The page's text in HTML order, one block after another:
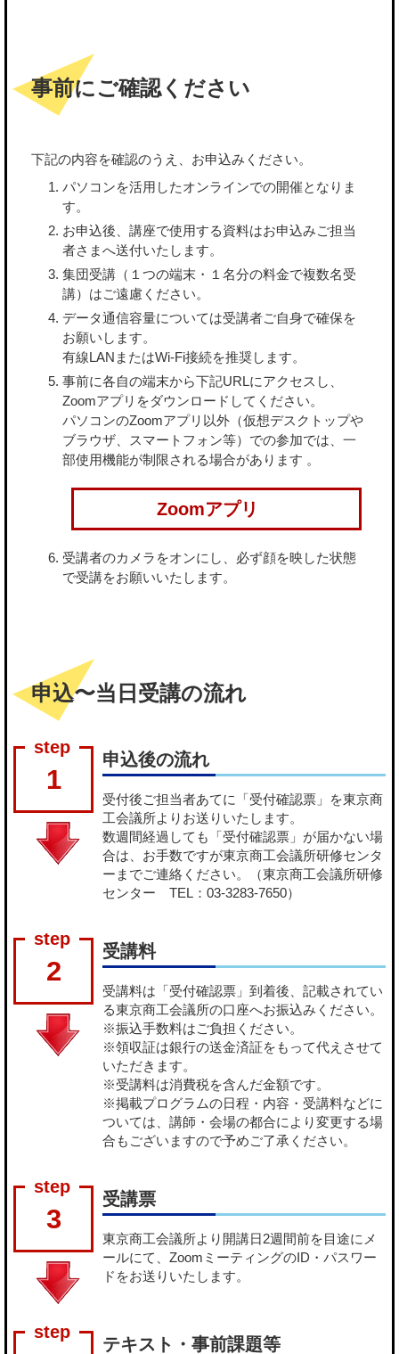
事前にご確認ください
下記の内容を確認のうえ、お申込みください。
パソコンを活用したオンラインでの開催となりま
す。
お申込後、講座で使用する資料はお申込みご担当
者さまへ送付いたします。
集団受講（１つの端末・１名分の料金で複数名受
講）はご遠慮ください。
データ通信容量については受講者ご自身で確保を
お願いします。
有線LANまたはWi-Fi接続を推奨します。
事前に各自の端末から下記URLにアクセスし、
Zoomアプリをダウンロードしてください。
パソコンのZoomアプリ以外（仮想デスクトップや
ブラウザ、スマートフォン等）での参加では、一
部使用機能が制限される場合があります 。
Zoomアプリ
受講者のカメラをオンにし、必ず顔を映した状態
で受講をお願いいたします。
申込〜当日受講の流れ
1
申込後の流れ
受付後ご担当者あてに「受付確認票」を東京商
工会議所よりお送りいたします。
数週間経過しても「受付確認票」が届かない場
合は、お手数ですが東京商工会議所研修センタ
ーまでご連絡ください。（東京商工会議所研修
センター TEL：03-3283-7650）
2
受講料
受講料は「受付確認票」到着後、記載されてい
る東京商工会議所の口座へお振込みください。
※振込手数料はご負担ください。
※領収証は銀行の送金済証をもって代えさせて
いただきます。
※受講料は消費税を含んだ金額です。
※掲載プログラムの日程・内容・受講料などに
ついては、講師・会場の都合により変更する場
合もございますので予めご了承ください。
3
受講票
東京商工会議所より開講日2週間前を目途にメ
ールにて、ZoomミーティングのID・パスワー
ドをお送りいたします。
テキスト・事前課題等